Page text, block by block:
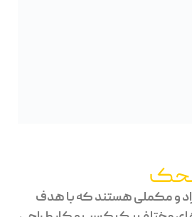
محک
و مکملی هستند که با هدف